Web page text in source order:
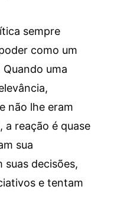
sempre
como um
uma
não lhe eram
reação é quase
sua
suas decisões,
e tentam